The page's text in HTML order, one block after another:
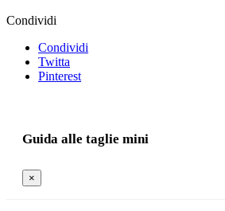
Condividi
Condividi
Twitta
Pinterest
Guida alle taglie mini
×